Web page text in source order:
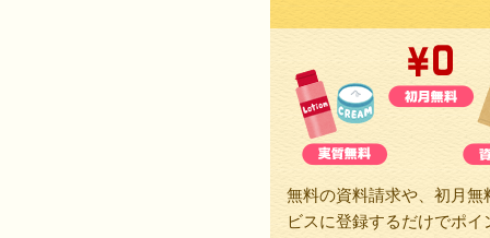
無料の資料請求や、初月無
ビスに登録するだけでポイ